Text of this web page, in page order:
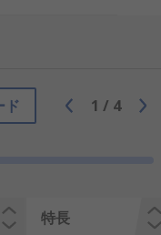
ド 1 / 4
特長